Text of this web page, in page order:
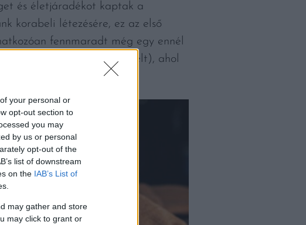
your personal or
opt-out section to
you may
by us or personal
opt-out of the
list of downstream
on the IAB’s List of
may gather and store
may click to grant or
és életjáradékot kaptak a
korabeli létezésére, ez az első
fennmaradt még egy ennél
az i. e. 1200-as években élt), ahol